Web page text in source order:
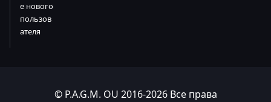
е нового
пользов
ателя
© P.A.G.M. OU 2016-2026 Все права